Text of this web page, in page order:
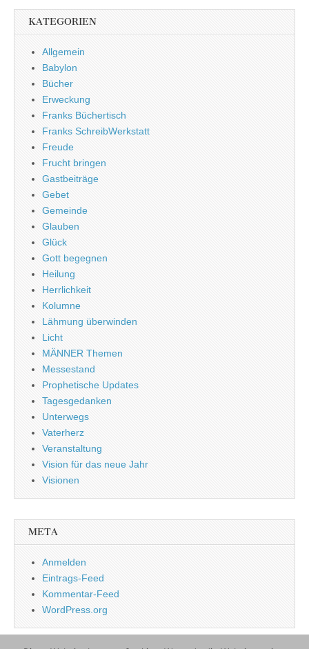
KATEGORIEN
Allgemein
Babylon
Bücher
Erweckung
Franks Büchertisch
Franks SchreibWerkstatt
Freude
Frucht bringen
Gastbeiträge
Gebet
Gemeinde
Glauben
Glück
Gott begegnen
Heilung
Herrlichkeit
Kolumne
Lähmung überwinden
Licht
MÄNNER Themen
Messestand
Prophetische Updates
Tagesgedanken
Unterwegs
Vaterherz
Veranstaltung
Vision für das neue Jahr
Visionen
META
Anmelden
Eintrags-Feed
Kommentar-Feed
WordPress.org